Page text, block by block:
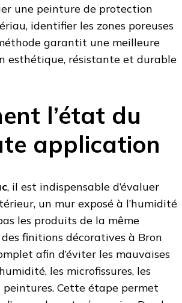
une peinture de protection
identifier les zones poreuses
garantit une meilleure
esthétique, résistante et durable
l’état du
application
, il est indispensable d’évaluer
un mur exposé à l’humidité
les produits de la même
finitions décoratives à Bron
afin d’éviter les mauvaises
les microfissures, les
peintures. Cette étape permet